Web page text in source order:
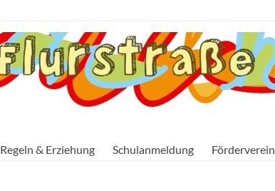
Regeln & Erziehung Schulanmeldung Förderverein